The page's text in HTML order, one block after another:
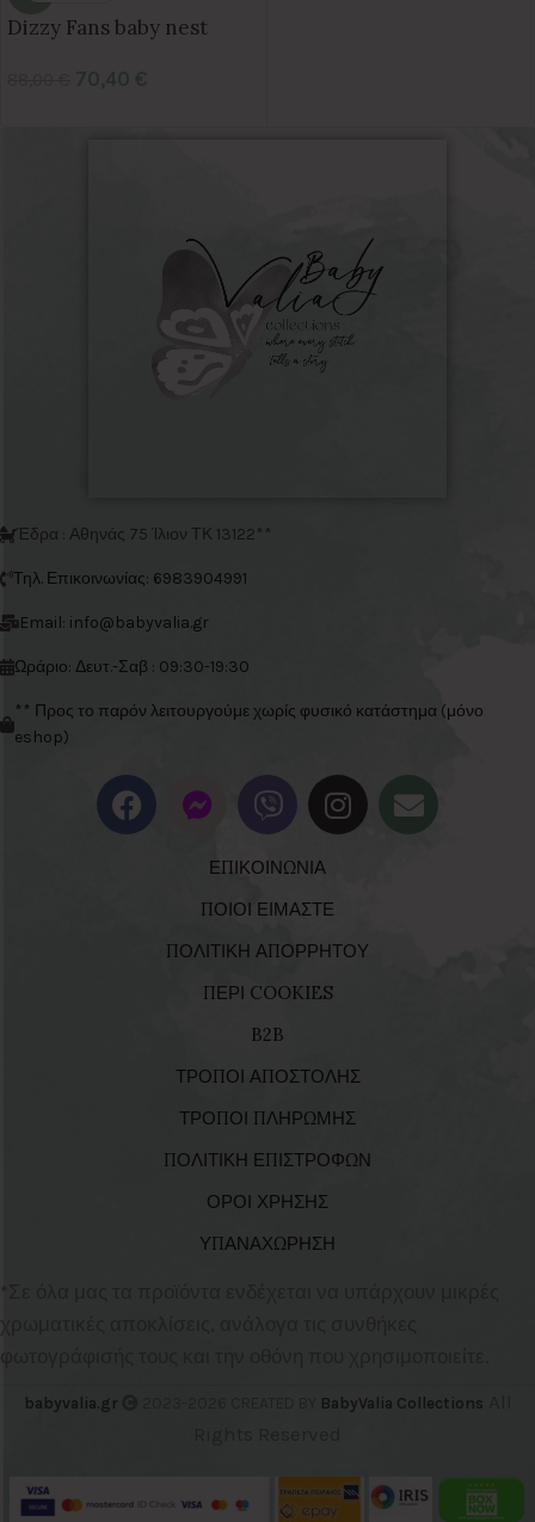
Dizzy Fans baby nest
Έδρα : Αθηνάς 75 Ίλιον ΤΚ 13122**
Τηλ. Επικοινωνίας: 6983904991
Email: info@babyvalia.gr
Ωράριο: Δευτ.-Σαβ : 09:30-19:30
** Προς το παρόν λειτουργούμε χωρίς φυσικό κατάστημα (μόνο
eshop)
ΕΠΙΚΟΙΝΩΝΙΑ
ΠΟΙΟΙ ΕΙΜΑΣΤΕ
ΠΟΛΙΤΙΚΗ ΑΠΟΡΡΗΤΟΥ
ΠΕΡΙ COOKIES
B2B
ΤΡΟΠΟΙ ΑΠΟΣΤΟΛΗΣ
ΤΡΟΠΟΙ ΠΛΗΡΩΜΗΣ
ΠΟΛΙΤΙΚΗ ΕΠΙΣΤΡΟΦΩΝ
ΟΡΟΙ ΧΡΗΣΗΣ
ΥΠΑΝΑΧΩΡΗΣΗ
χρωματικές αποκλίσεις, ανάλογα τις συνθήκες
φωτογράφισής τους και την οθόνη που χρησιμοποιείτε.
babyvalia.gr BabyValia Collections